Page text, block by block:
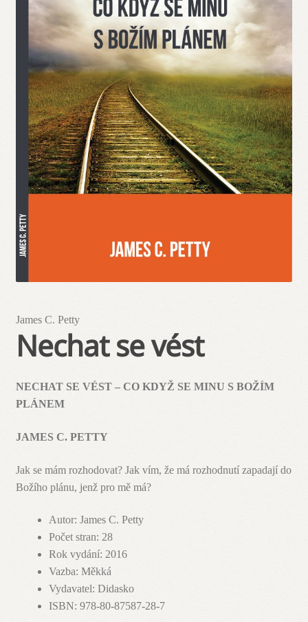
Blog
Odebírej novinky!
James C. Petty
Nechat se vést
NECHAT SE VÉST – CO KDYŽ SE MINU S BOŽÍM
PLÁNEM
JAMES C. PETTY
Jak se mám rozhodovat? Jak vím, že má rozhodnutí zapadají do
Božího plánu, jenž pro mě má?
Autor: James C. Petty
Počet stran: 28
Rok vydání: 2016
Vazba: Měkká
Vydavatel: Didasko
ISBN: 978-80-87587-28-7